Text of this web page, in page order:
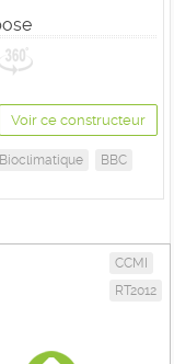
Voir ce constructeur
Bioclimatique
BBC
CCMI
RT2012